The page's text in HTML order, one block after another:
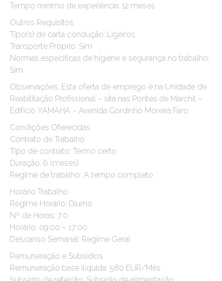
Tempo mínimo de experiência: 12 meses
Outros Requisitos
Tipo(s) de carta condução: Ligeiros
Transporte Próprio: Sim
Normas específicas de higiene e segurança no trabalho:
Sim
Observações: Esta oferta de emprego é na Unidade de
Reabilitação Profissional – sita nas Pontes de Marchil –
Edifício YAMAHA – Avenida Gordinho Moreira Faro
Condições Oferecidas
Contrato de Trabalho
Tipo de contrato: Termo certo
Duração: 6 (meses)
Regime de trabalho: A tempo completo
Horário Trabalho
Regime Horário: Diurno
Nº de Horas: 7.0
Horário: 09:00 – 17:00
Descanso Semanal: Regime Geral
Remuneração e Subsídios
Remuneração base ilíquida: 580 EUR/Mês